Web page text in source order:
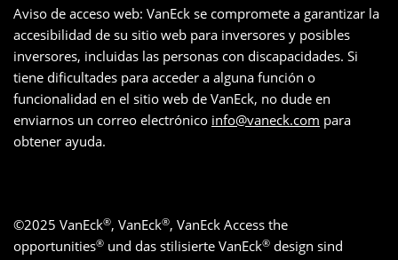
Aviso de acceso web: VanEck se compromete a garantizar la
accesibilidad de su sitio web para inversores y posibles
inversores, incluidas las personas con discapacidades. Si
tiene dificultades para acceder a alguna función o
funcionalidad en el sitio web de VanEck, no dude en
enviarnos un correo electrónico info@vaneck.com para
obtener ayuda.
©2025 VanEck®, VanEck®, VanEck Access the
opportunities® und das stilisierte VanEck® design sind